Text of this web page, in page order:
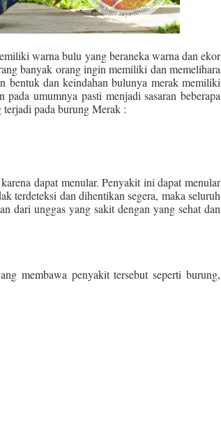
warna bulu yang beraneka warna dan ekor
banyak orang ingin memiliki dan memelihara
bentuk dan keindahan bulunya merak memiliki
umumnya pasti menjadi sasaran beberapa
pada burung Merak :
dapat menular. Penyakit ini dapat menular
terdeteksi dan dihentikan segera, maka seluruh
dari unggas yang sakit dengan yang sehat dan
membawa penyakit tersebut seperti burung,